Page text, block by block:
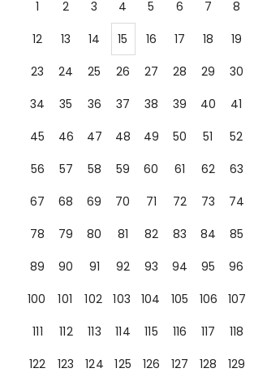
1 2 3 4 5 6 7 8
12
13 14 15 16 17 18 19
23
24 25 26 27 28 29 30
34
35 36 37 38 39 40 41
45
46 47 48 49 50 51 52
56
57 58 59 60 61 62 63
67
68 69 70 71 72 73 74
78
79 80 81 82 83 84 85
89
90 91 92 93 94 95 96
100
101 102 103 104 105 106 107
111
112 113 114 115 116 117 118
122
123 124 125 126 127 128 129